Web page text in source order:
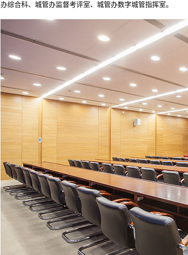
办综合科、城管办监督考评室、城管办数字城管指挥室。